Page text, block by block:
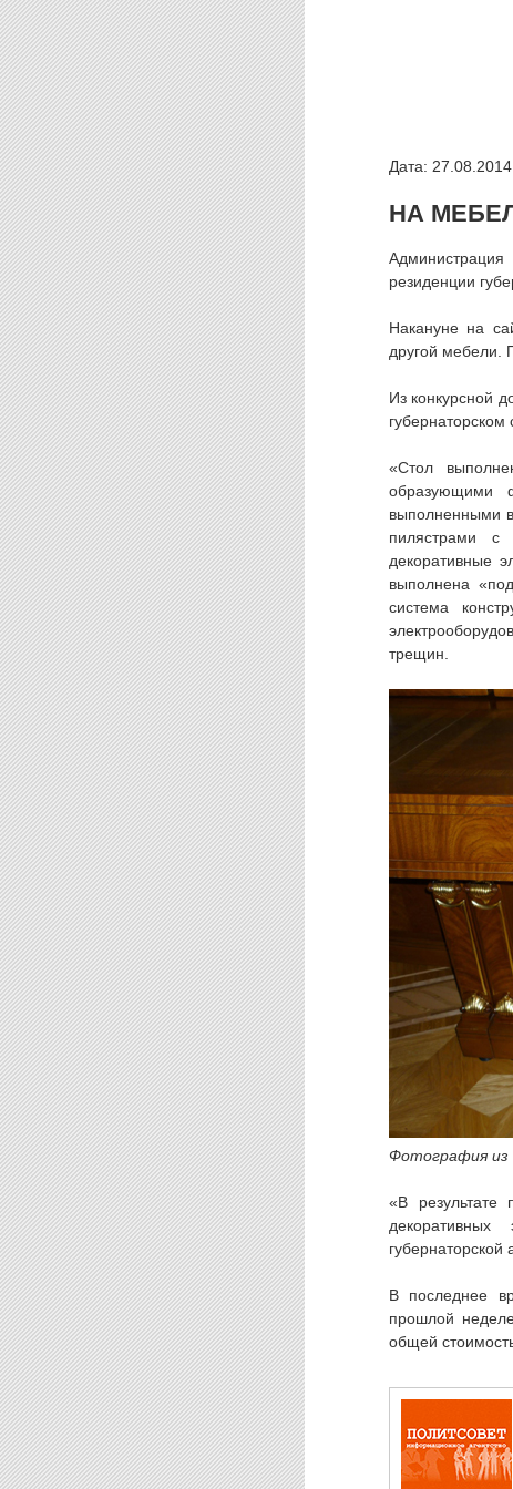
Дата: 27.08.2014
НА
Администрация
резиденции
Накануне на
другой мебели.
Из конкурсной
«Стол
образующими
выполненными
пилястрами с
декоративные
выполнена
система
трещин.
Фотография из
«В результате
губернаторской
В последнее
прошлой
общей